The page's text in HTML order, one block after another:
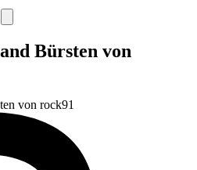
Bürsten von